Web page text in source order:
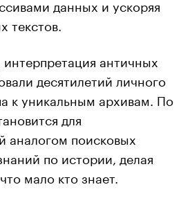
данных и ускоряя
текстов.
античных
десятилетий личного
к уникальным архивам. По
для
аналогом поисковых
по истории, делая
мало кто знает.